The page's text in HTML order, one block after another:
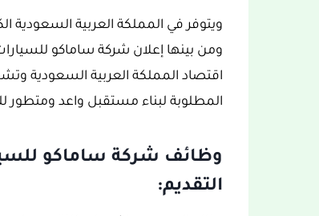
اقتصاد المملكة العربية السعودية
المطلوبة لبناء مستقبل واعد ومتطور
وظائف شركة ساماكو
التقديم: